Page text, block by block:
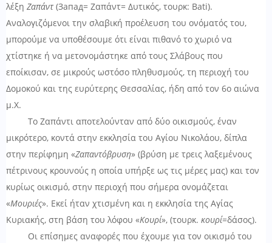
λέξη Ζαπάντ(Запад= Ζαπάντ= Δυτικός, τουρκ: Bati).
Αναλογιζόμενοι την σλαβική προέλευση του ονόματός του,
μπορούμε να υποθέσουμε ότι είναι πιθανό το χωριό να
χτίστηκε ή να μετονομάστηκε από τους Σλάβους που
εποίκισαν, σε μικρούς ωστόσο πληθυσμούς, τη περιοχή του
Δομοκού και της ευρύτερης Θεσσαλίας, ήδη από τον 6ο αιώνα
μ.Χ.
Το Ζαπάντι αποτελούνταν από δύο οικισμούς, έναν
μικρότερο, κοντά στην εκκλησία του Αγίου Νικολάου, δίπλα
στην περίφημη «Ζαπαντόβρυση» (βρύση με τρεις λαξεμένους
πέτρινους κρουνούς η οποία υπήρξε ως τις μέρες μας) και τον
κυρίως οικισμό, στην περιοχή που σήμερα ονομάζεται
«Μουριές». Εκεί ήταν χτισμένη και η εκκλησία της Αγίας
Κυριακής, στη βάση του λόφου «Κουρί», (τουρκ. κουρί=δάσος).
Οι επίσημες αναφορές που έχουμε για τον οικισμό του